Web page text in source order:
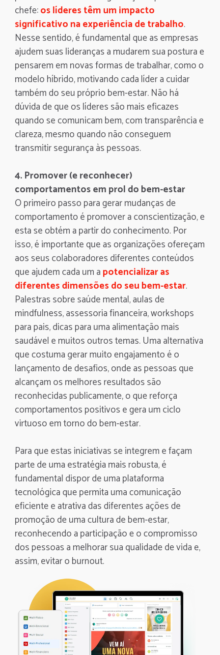
chefe:os líderes têm um impacto
significativo na experiência de trabalho.
Nesse sentido, é fundamental que as empresas
ajudem suas lideranças a mudarem sua postura e
pensarem em novas formas de trabalhar, como o
modelo híbrido, motivando cada líder a cuidar
também do seu próprio bem-estar. Não há
dúvida de que os líderes são mais eficazes
quando se comunicam bem, com transparência e
clareza, mesmo quando não conseguem
transmitir segurança às pessoas.
4. Promover (e reconhecer)
comportamentos em prol do bem-estar
O primeiro passo para gerar mudanças de
comportamento é promover a conscientização, e
esta se obtém a partir do conhecimento. Por
isso, é importante que as organizações ofereçam
aos seus colaboradores diferentes conteúdos
que ajudem cada um apotencializar as
diferentes dimensões do seu bem-estar.
Palestras sobre saúde mental, aulas de
mindfulness, assessoria financeira, workshops
para pais, dicas para uma alimentação mais
saudável e muitos outros temas. Uma alternativa
que costuma gerar muito engajamento é o
lançamento de desafios, onde as pessoas que
alcançam os melhores resultados são
reconhecidas publicamente, o que reforça
comportamentos positivos e gera um ciclo
virtuoso em torno do bem-estar.
Para que estas iniciativas se integrem e façam
parte de uma estratégia mais robusta, é
fundamental dispor de uma plataforma
tecnológica que permita uma comunicação
eficiente e atrativa das diferentes ações de
promoção de uma cultura de bem-estar,
reconhecendo a participação e o compromisso
dos pessoas a melhorar sua qualidade de vida e,
assim, evitar o burnout.